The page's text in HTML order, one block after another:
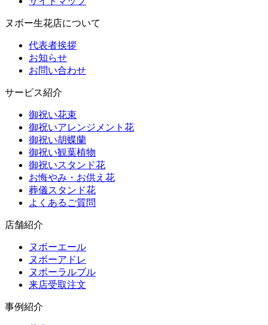
ヌボー生花店について
代表者挨拶
お知らせ
お問い合わせ
サービス紹介
御祝い花束
御祝いアレンジメント花
御祝い胡蝶蘭
御祝い観葉植物
御祝いスタンド花
お悔やみ・お供え花
葬儀スタンド花
よくあるご質問
店舗紹介
ヌボーエール
ヌボーアドレ
ヌボーラルブル
来店受取注文
事例紹介